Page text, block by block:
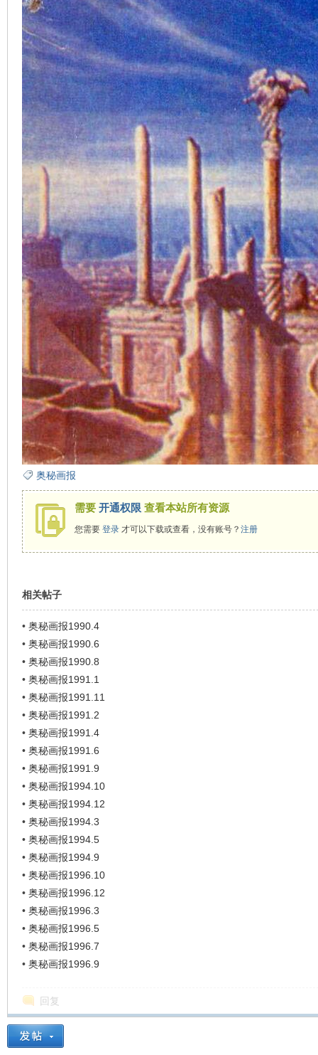
奥秘画报
需要 开通权限 查看本站所有资源
您需要 登录才可以下载或查看，没有账号？ 注册
相关帖子
• 奥秘画报1990.4
• 奥秘画报1990.6
• 奥秘画报1990.8
• 奥秘画报1991.1
• 奥秘画报1991.11
• 奥秘画报1991.2
• 奥秘画报1991.4
• 奥秘画报1991.6
• 奥秘画报1991.9
• 奥秘画报1994.10
• 奥秘画报1994.12
• 奥秘画报1994.3
• 奥秘画报1994.5
• 奥秘画报1994.9
• 奥秘画报1996.10
• 奥秘画报1996.12
• 奥秘画报1996.3
• 奥秘画报1996.5
• 奥秘画报1996.7
• 奥秘画报1996.9
回复